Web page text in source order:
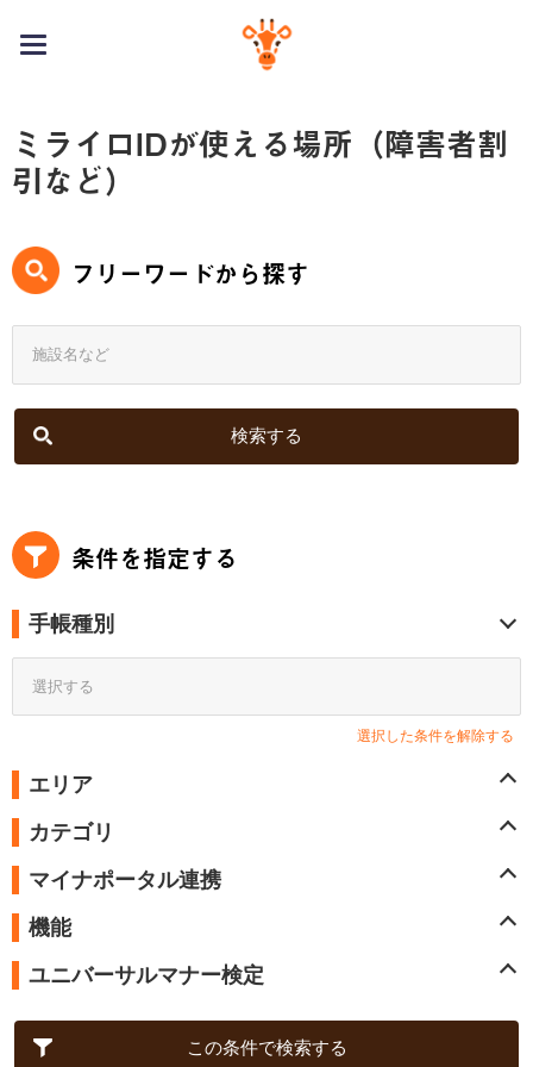
toggle
ミライロIDが使える場所（障害者割
引など）
フリーワードから探す
条件を指定する
手帳種別
選択する
選択した条件を解除する
エリア
カテゴリ
マイナポータル連携
機能
ユニバーサルマナー検定